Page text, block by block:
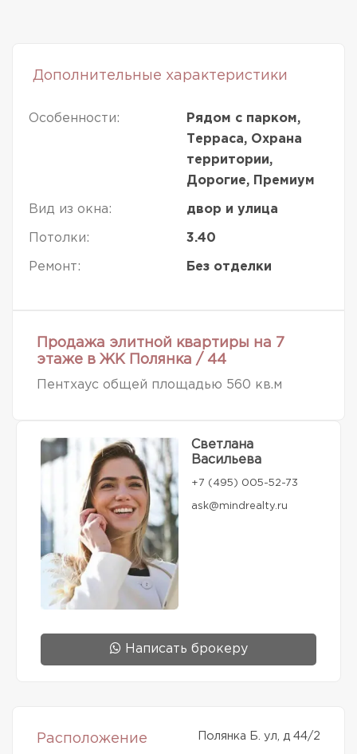
Дополнительные характеристики
Особенности:
Рядом с парком,
Терраса, Охрана
территории,
Дорогие, Премиум
Вид из окна: двор и улица
Потолки: 3.40
Ремонт: Без отделки
Продажа элитной квартиры на 7
этаже в ЖК Полянка / 44
Пентхаус общей площадью 560 кв.м
Светлана
Васильева
+7 (495) 005-52-73
ask@mindrealty.ru
Написать брокеру
Расположение Полянка Б. ул, д 44/2